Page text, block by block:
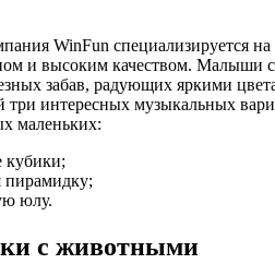
WinFun специализируется на
и высоким качеством. Малыши с
забав, радующих яркими
интересных музыкальных
маленьких:
пирамидку;
юлу.
с животными